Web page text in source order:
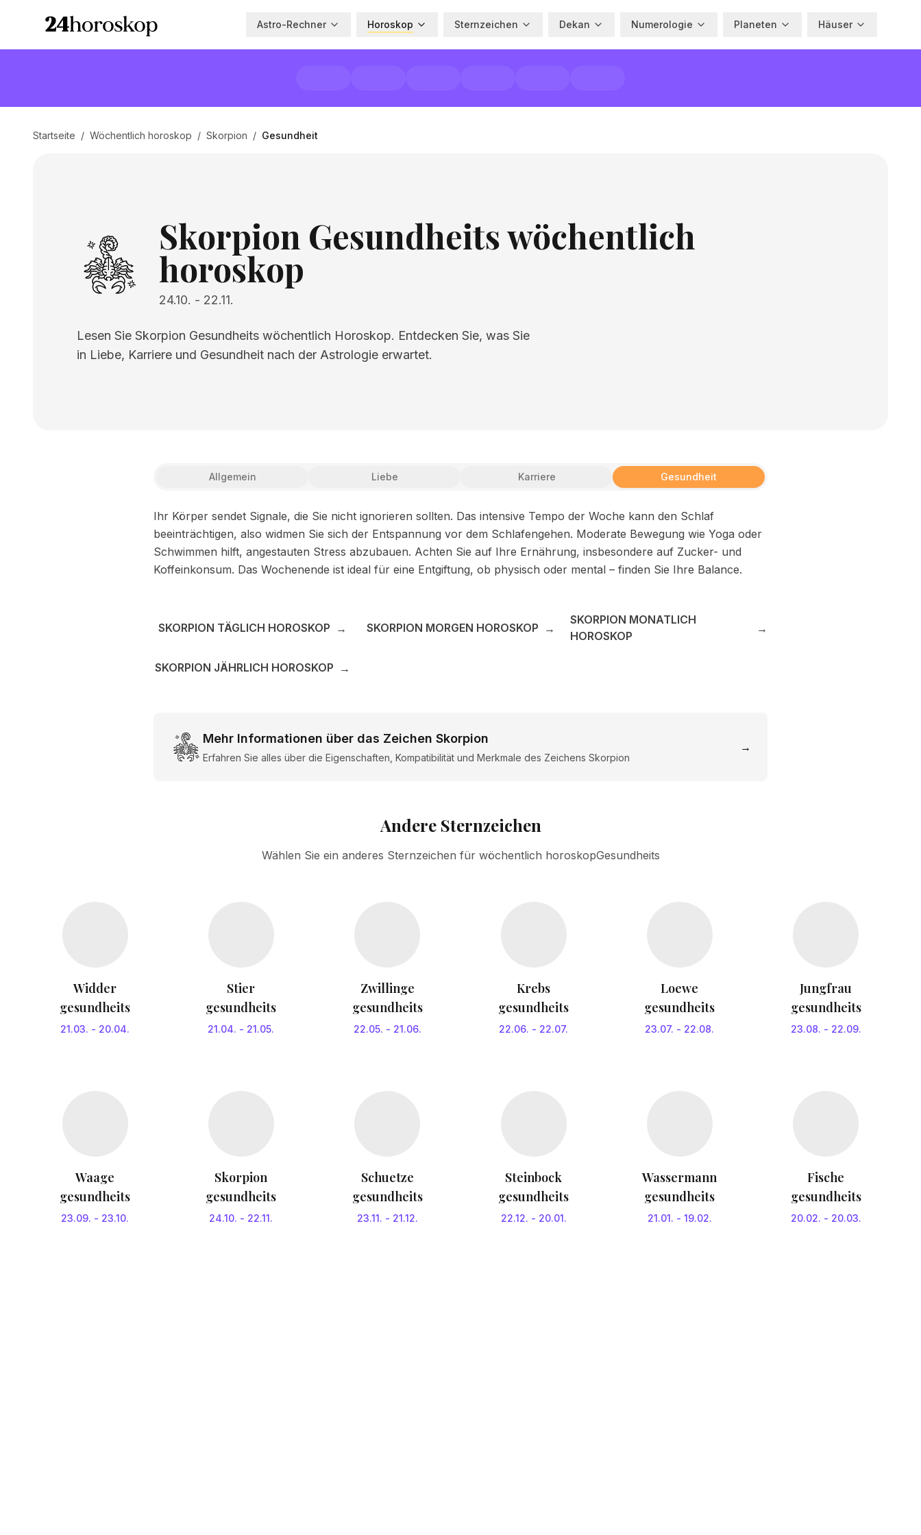
Astro-Rechner Horoskop Sternzeichen Dekan Numerologie Planeten Häuser
Startseite / Wöchentlich horoskop / Skorpion / Gesundheit
Skorpion Gesundheits wöchentlich
horoskop
24.10. - 22.11.
Lesen Sie Skorpion Gesundheits wöchentlich Horoskop. Entdecken Sie, was Sie
in Liebe, Karriere und Gesundheit nach der Astrologie erwartet.
Allgemein Liebe Karriere Gesundheit
Ihr Körper sendet Signale, die Sie nicht ignorieren sollten. Das intensive Tempo der Woche kann den Schlaf
beeinträchtigen, also widmen Sie sich der Entspannung vor dem Schlafengehen. Moderate Bewegung wie Yoga oder
Schwimmen hilft, angestauten Stress abzubauen. Achten Sie auf Ihre Ernährung, insbesondere auf Zucker- und
Koffeinkonsum. Das Wochenende ist ideal für eine Entgiftung, ob physisch oder mental – finden Sie Ihre Balance.
SKORPION TÄGLICH HOROSKOP → SKORPION MORGEN HOROSKOP →
SKORPION MONATLICH
HOROSKOP
→
SKORPION JÄHRLICH HOROSKOP →
Mehr Informationen über das Zeichen Skorpion
Erfahren Sie alles über die Eigenschaften, Kompatibilität und Merkmale des Zeichens Skorpion
→
Andere Sternzeichen
Wählen Sie ein anderes Sternzeichen für wöchentlich horoskopGesundheits
Widder
gesundheits
21.03. - 20.04.
Stier
gesundheits
21.04. - 21.05.
Zwillinge
gesundheits
22.05. - 21.06.
Krebs
gesundheits
22.06. - 22.07.
Loewe
gesundheits
23.07. - 22.08.
Jungfrau
gesundheits
23.08. - 22.09.
Waage
gesundheits
23.09. - 23.10.
Skorpion
gesundheits
24.10. - 22.11.
Schuetze
gesundheits
23.11. - 21.12.
Steinbock
gesundheits
22.12. - 20.01.
Wassermann
gesundheits
21.01. - 19.02.
Fische
gesundheits
20.02. - 20.03.